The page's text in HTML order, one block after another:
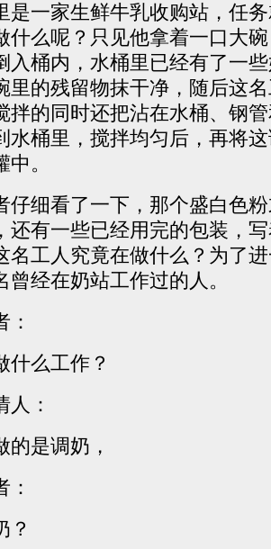
一家生鲜牛乳收购站，任务
什么呢？只见他拿着一口大
入桶内，水桶里已经有了一
里的残留物抹干净，随后这
拌的同时还把沾在水桶、钢
水桶里，搅拌均匀后，再将
。
细看了一下，那个盛白色粉
还有一些已经用完的包装，
名工人究竟在做什么？为了
曾经在奶站工作过的人。
么工作？
：
是调奶，